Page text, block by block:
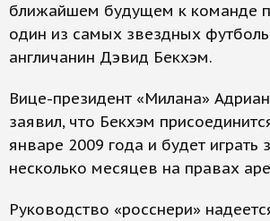
ближайшем будущем к команде
один из самых звездных
англичанин Дэвид Бекхэм.
Вице-президент «Милана»
заявил, что Бекхэм
январе 2009 года и будет играть
несколько месяцев на правах
Руководство «росснери»